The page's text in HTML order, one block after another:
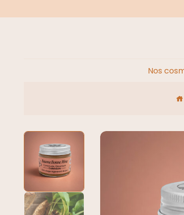
Nos